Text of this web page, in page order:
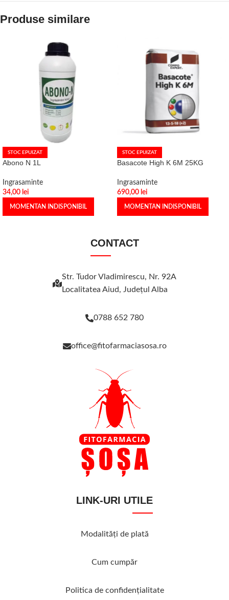
Produse similare
STOC EPUIZAT
Abono N 1L
Ingrasaminte
34,00 lei
MOMENTAN INDISPONIBIL
STOC EPUIZAT
Basacote High K 6M 25KG
Ingrasaminte
690,00 lei
MOMENTAN INDISPONIBIL
CONTACT
Str. Tudor Vladimirescu, Nr. 92A
Localitatea Aiud, Judeţul Alba
0788 652 780
office@fitofarmaciasosa.ro
LINK-URI UTILE
Modalităţi de plată
Cum cumpăr
Politica de confidenţialitate